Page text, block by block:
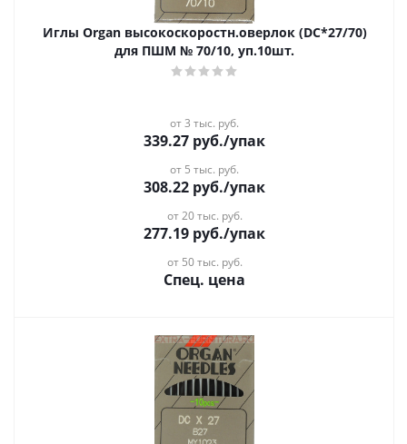
Иглы Organ высокоскоростн.оверлок (DC*27/70)
для ПШМ № 70/10, уп.10шт.
от 3 тыс. руб.
339.27 руб./упак
от 5 тыс. руб.
308.22 руб./упак
от 20 тыс. руб.
277.19 руб./упак
от 50 тыс. руб.
Спец. цена